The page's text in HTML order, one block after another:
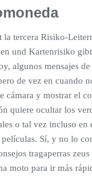
tercera Risiko-
und Kartenrisiko
algunos mensajes
de vez en cuando
y mostrar el
quiere ocultar los
o tal vez incluso
Sí, y no lo
tragaperras
moto para ir más